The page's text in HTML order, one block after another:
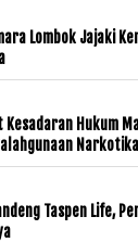
Lombok Jajaki
Hukum
Narkotika
Taspen Life,